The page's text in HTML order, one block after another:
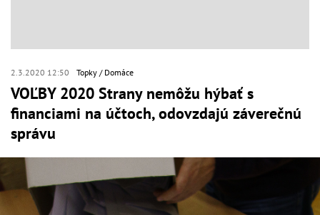
2.3.2020 12:50 Topky Domáce
VOĽBY 2020 Strany nemôžu hýbať s
financiami na účtoch, odovzdajú záverečnú
správu